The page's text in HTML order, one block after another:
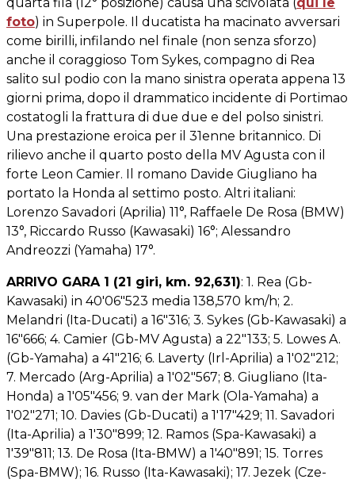
foto) in Superpole. Il ducatista ha macinato avversari
come birilli, infilando nel finale (non senza sforzo)
anche il coraggioso Tom Sykes, compagno di Rea
salito sul podio con la mano sinistra operata appena 13
giorni prima, dopo il drammatico incidente di Portimao
costatogli la frattura di due due e del polso sinistri.
Una prestazione eroica per il 31enne britannico. Di
rilievo anche il quarto posto della MV Agusta con il
forte Leon Camier. Il romano Davide Giugliano ha
portato la Honda al settimo posto. Altri italiani:
Lorenzo Savadori (Aprilia) 11°, Raffaele De Rosa (BMW)
13°, Riccardo Russo (Kawasaki) 16°; Alessandro
Andreozzi (Yamaha) 17°.
ARRIVO GARA 1 (21 giri, km. 92,631): 1. Rea (Gb-
Kawasaki) in 40'06"523 media 138,570 km/h; 2.
Melandri (Ita-Ducati) a 16"316; 3. Sykes (Gb-Kawasaki) a
16"666; 4. Camier (Gb-MV Agusta) a 22"133; 5. Lowes A.
(Gb-Yamaha) a 41"216; 6. Laverty (Irl-Aprilia) a 1'02"212;
7. Mercado (Arg-Aprilia) a 1'02"567; 8. Giugliano (Ita-
Honda) a 1'05"456; 9. van der Mark (Ola-Yamaha) a
1'02"271; 10. Davies (Gb-Ducati) a 1'17"429; 11. Savadori
(Ita-Aprilia) a 1'30"899; 12. Ramos (Spa-Kawasaki) a
1'39"811; 13. De Rosa (Ita-BMW) a 1'40"891; 15. Torres
(Spa-BMW); 16. Russo (Ita-Kawasaki); 17. Jezek (Cze-